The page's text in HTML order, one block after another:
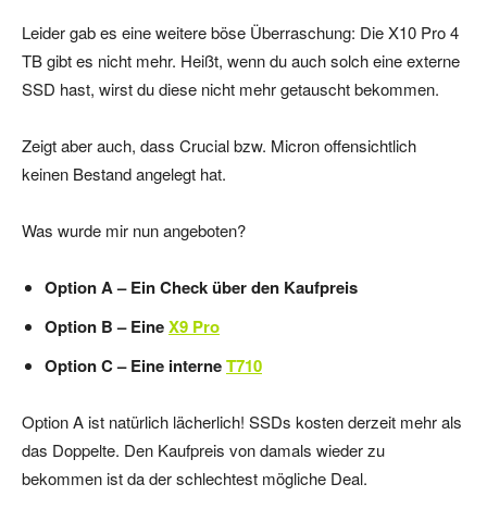
Leider gab es eine weitere böse Überraschung: Die X10 Pro 4
TB gibt es nicht mehr. Heißt, wenn du auch solch eine externe
SSD hast, wirst du diese nicht mehr getauscht bekommen.
Zeigt aber auch, dass Crucial bzw. Micron offensichtlich
keinen Bestand angelegt hat.
Was wurde mir nun angeboten?
Option A – Ein Check über den Kaufpreis
Option B – EineX9 Pro
Option C – Eine interneT710
Option A ist natürlich lächerlich! SSDs kosten derzeit mehr als
das Doppelte. Den Kaufpreis von damals wieder zu
bekommen ist da der schlechtest mögliche Deal.